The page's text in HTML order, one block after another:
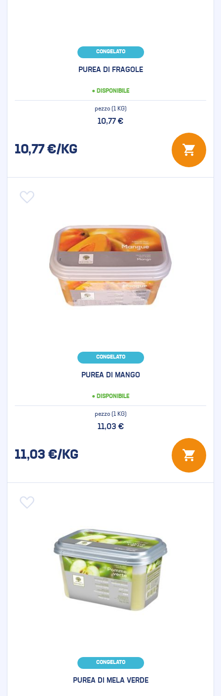
CONGELATO
PUREA DI FRAGOLE
● DISPONIBILE
pezzo (1 KG)
10,77 €
10,77 €/KG
CONGELATO
PUREA DI MANGO
● DISPONIBILE
pezzo (1 KG)
11,03 €
11,03 €/KG
CONGELATO
PUREA DI MELA VERDE